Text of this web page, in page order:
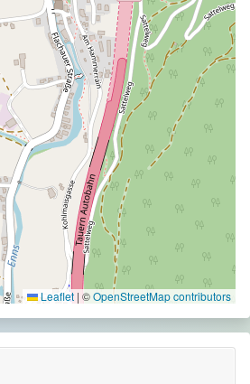
Leaflet | ©OpenStreetMap contributors